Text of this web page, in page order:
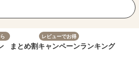
まとめ割
レビューでお得
キャンペーンランキング